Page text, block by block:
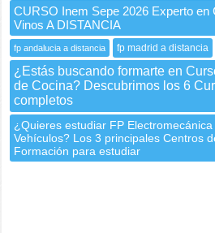
CURSO Inem Sepe 2026 Experto en
Vinos A DISTANCIA
fp andalucia a distancia fp madrid a distancia
¿Estás buscando formarte en
de Cocina? Descubrimos los 6
completos
¿Quieres estudiar FP Electromecánica
Vehículos? Los 3 principales Centros
Formación para estudiar